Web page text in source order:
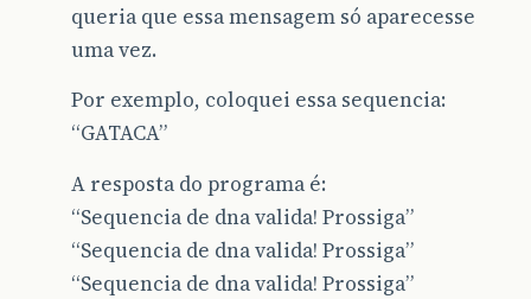
queria que essa mensagem só aparecesse
uma vez.
Por exemplo, coloquei essa sequencia:
“GATACA”
A resposta do programa é:
“Sequencia de dna valida! Prossiga”
“Sequencia de dna valida! Prossiga”
“Sequencia de dna valida! Prossiga”